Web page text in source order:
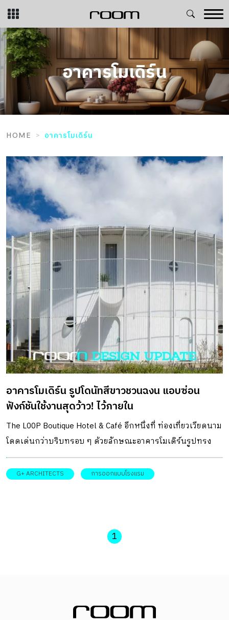
Skip
content
อาคารโมเดิร์น
HOME อาคารโมเดิร์น
อาคารโมเดิร์น รูปโดนัทสีขาวชวนฉงน แอบซ่อน
ฟังก์ชันใช้งานสุดว้าว! ไว้ภายใน
The L00P Boutique Hotel & Café อีกหนึ่งที่ ท่องเที่ยวเวียดนาม
โดดเด่นกว่าบริบทรอบ ๆ ด้วยลักษณะอาคารโมเดิร์นรูปทรง
โค้งวงรีสีขาวสะอาดตา ปิดล้อมมุมมองด้วยผนังคอนกรีตสีขาว
และโครงฟาซาดโปร่งแสงให้ความรู้สึกเบาสบาย หรืออีกนัยหนึ่ง
งานการออกแบบโดยสถาปนิกสัญชาติเวียดนาม G+ Architects
เมตร ความโดดเด่นของ The L00P Boutique Hotel & Café
G+ ARCHITECTS การออกแบบโรงแรม
1